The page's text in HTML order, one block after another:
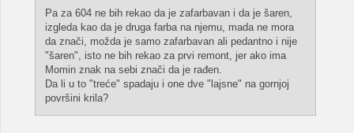
Pa za 604 ne bih rekao da je zafarbavan i da je šaren,
izgleda kao da je druga farba na njemu, mada ne mora
da znači, možda je samo zafarbavan ali pedantno i nije
"šaren", isto ne bih rekao za prvi remont, jer ako ima
Momin znak na sebi znači da je rađen.
Da li u to "treće" spadaju i one dve "lajsne" na gornjoj
površini krila?